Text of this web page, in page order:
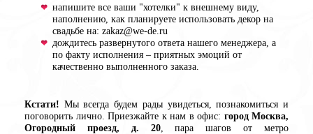
напишите все ваши "хотелки" к внешнему виду,
наполнению, как планируете использовать декор на
свадьбе на: zakaz@we-de.ru
дождитесь развернутого ответа нашего менеджера, а
по факту исполнения – приятных эмоций от
качественно выполненного заказа.
Кстати! Мы всегда будем рады увидеться, познакомиться и
поговорить лично. Приезжайте к нам в офис: город Москва,
Огородный проезд, д. 20, пара шагов от метро